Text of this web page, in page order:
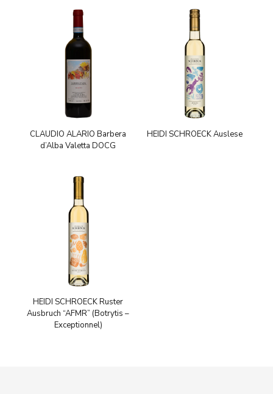
CLAUDIO ALARIO Barbera
d’Alba Valetta DOCG
HEIDI SCHROECK Auslese
HEIDI SCHROECK Ruster
Ausbruch “AFMR” (Botrytis –
Exceptionnel)